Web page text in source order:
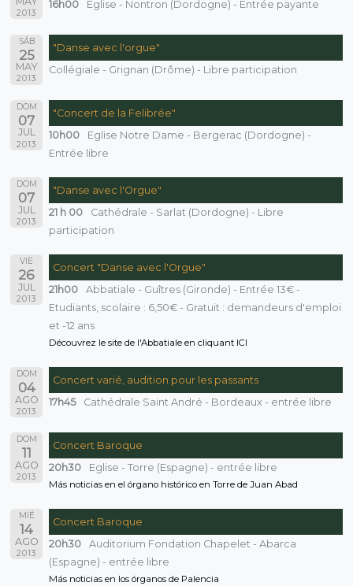
2013
16h00
Eglise - Nontron (Dordogne) - Entrée payante
SÁB
25
MAY
2013
"Danse avec l'orgue"
Collégiale - Grignan (Drôme) - Libre participation
DOM
07
JUL
2013
"Concert de la Felibrée"
10h00
Eglise Notre Dame - Bergerac (Dordogne) -
Entrée libre
DOM
07
JUL
2013
"Danse avec l'Orgue"
21 h 00
Cathédrale - Sarlat (Dordogne) - Libre
participation
VIE
26
JUL
2013
Concert "Danse avec l'Orgue"
21h00
Abbatiale - Guîtres (Gironde) - Entrée 13€ -
Etudiants, scolaire : 6,50€ - Gratuit : demandeurs d'emploi
et -12 ans
Découvrez le site de l'Abbatiale en cliquant ICI
DOM
04
AGO
2013
Concert varié, audition pour les passants
17h45
Cathédrale Saint André - Bordeaux - entrée libre
DOM
11
AGO
2013
Concert Baroque
20h30
Eglise - Torre (Espagne) - entrée libre
Más noticias en el órgano histórico en Torre de Juan Abad
MIÉ
14
AGO
2013
Concert Baroque
20h30
Auditorium Fondation Chapelet - Abarca
(Espagne) - entrée libre
Más noticias en los órganos de Palencia